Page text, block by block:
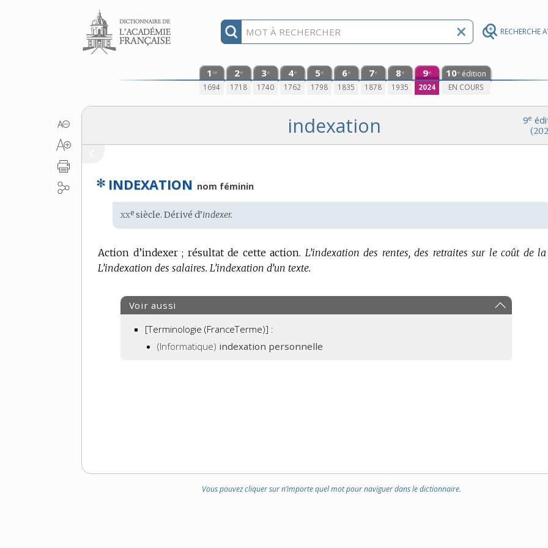
RECHERCHE
Aller au contenu
1 re
1694
2e
1718
3e
1740
4e
1762
5e
1798
6e
1835
7e
1878
8e
1935
9e
2024
10e édition
EN COURS
9e
indexation
✻ INDEXATION nom féminin
Étymologie
:
xxe siècle. Dérivé d’indexer.
Action d’indexer ; résultat de cette action. L’indexation des rentes, des retraites sur le coût de
L’indexation des salaires. L’indexation d’un texte.
Voir aussi
[Terminologie (FranceTerme)] :
(Informatique) indexation personnelle
Vous pouvez cliquer sur n’importe quel mot pour naviguer dans le dictionnaire.